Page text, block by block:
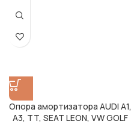
Опора амортизатора AUDI A1,
A3, TT, SEAT LEON, VW GOLF